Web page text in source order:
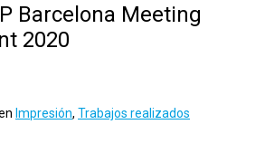
Barcelona Meeting
2020
Impresión, Trabajos realizados